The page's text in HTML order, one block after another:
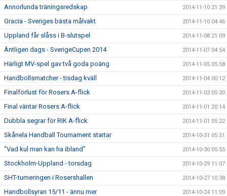
Annorlunda träningsredskap 2014-11-10 21:39
Gracia - Sveriges bästa målvakt 2014-11-10 04:46
Uppland får slåss i B-slutspel 2014-11-08 21:09
Äntligen dags - SverigeCupen 2014 2014-11-07 04:54
Härligt MV-spel gav två goda poäng 2014-11-05 05:58
Handbollsmatcher - tisdag kväll 2014-11-04 00:12
Finalförlust för Rosers A-flick 2014-11-03 05:30
Final väntar Rosers A-flick 2014-11-01 20:14
Dubbla segrar för RIK A-flick 2014-11-01 05:22
Skånela Handball Tournament startar 2014-10-31 05:51
"Vad kul man kan ha ibland" 2014-10-30 05:55
Stockholm-Uppland - torsdag 2014-10-29 11:07
SHT-turneringen i Rosershallen 2014-10-27 10:38
Handbollsyran 15/11 - ännu mer 2014-10-24 11:09